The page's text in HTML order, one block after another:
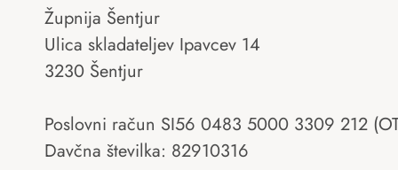
Župnija Šentjur
Ulica skladateljev Ipavcev 14
3230 Šentjur
Poslovni račun SI56 0483 5000 3309 212
Davčna številka: 82910316